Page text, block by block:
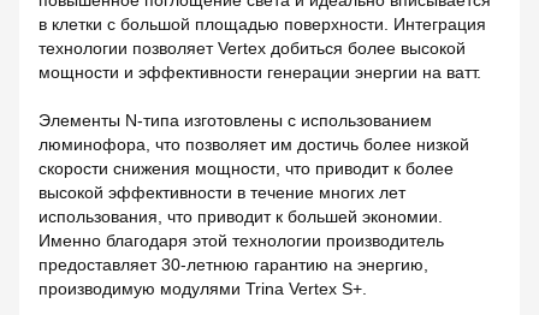
в клетки с большой площадью поверхности. Интеграция
технологии позволяет Vertex добиться более высокой
мощности и эффективности генерации энергии на ватт.
Элементы N-типа изготовлены с использованием
люминофора, что позволяет им достичь более низкой
скорости снижения мощности, что приводит к более
высокой эффективности в течение многих лет
использования, что приводит к большей экономии.
Именно благодаря этой технологии производитель
предоставляет 30-летнюю гарантию на энергию,
производимую модулями Trina Vertex S+.